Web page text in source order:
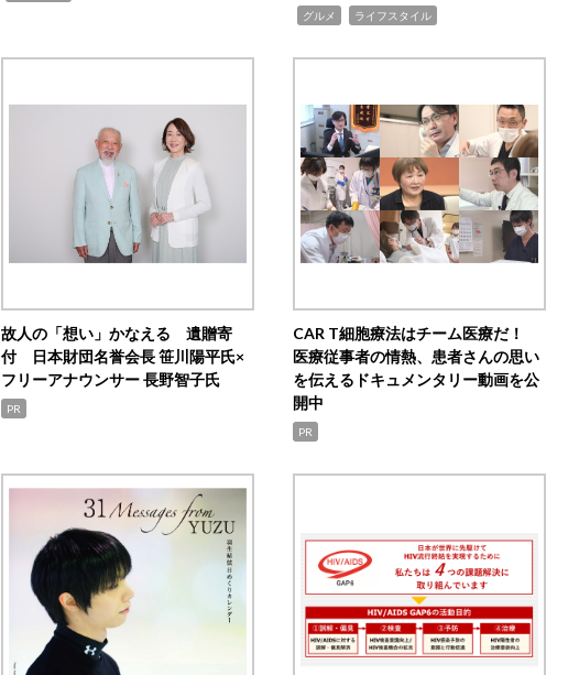
グルメ ライフスタイル
故人の「想い」かなえる 遺贈寄
付 日本財団名誉会長 笹川陽平氏×
フリーアナウンサー 長野智子氏
PR
CAR T細胞療法はチーム医療だ！
医療従事者の情熱、患者さんの思い
を伝えるドキュメンタリー動画を公
開中
PR